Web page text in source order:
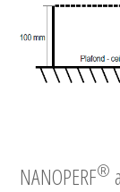
NANOPERF®